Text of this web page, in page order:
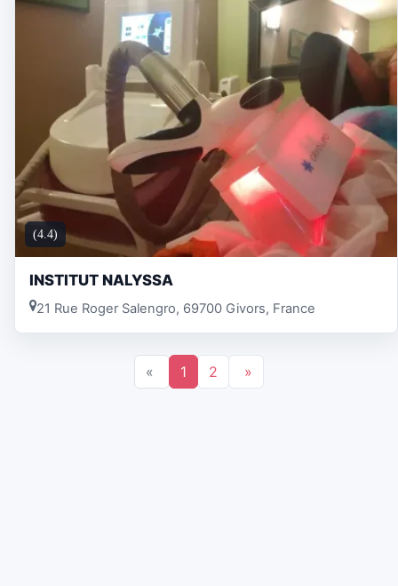
(4.4)
INSTITUT NALYSSA
21 Rue Roger Salengro, 69700 Givors, France
« 1 2 »